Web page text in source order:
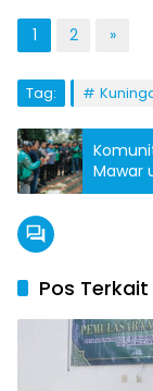
1 2 »
Tag:
Mawar
Cinta
Pos Terkait